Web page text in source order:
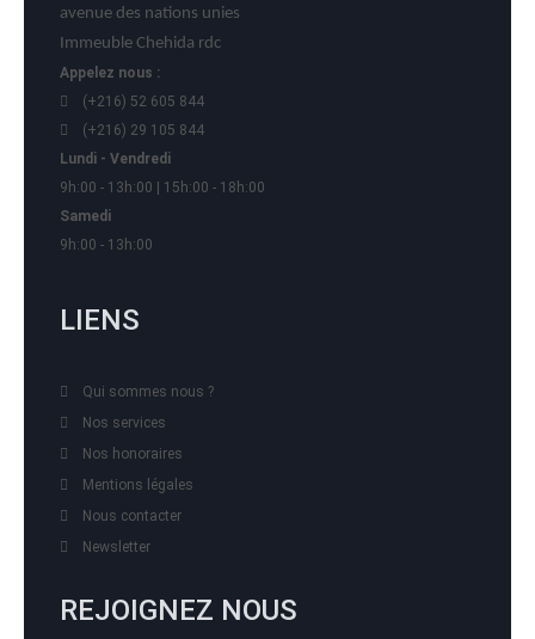
avenue des nations unies
Immeuble Chehida rdc
Appelez nous :
(+216) 52 605 844
(+216) 29 105 844
Lundi - Vendredi
9h:00 - 13h:00 | 15h:00 - 18h:00
Samedi
9h:00 - 13h:00
LIENS
Qui sommes nous ?
Nos services
Nos honoraires
Mentions légales
Nous contacter
Newsletter
REJOIGNEZ NOUS